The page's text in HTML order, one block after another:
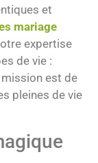
et
mariage
expertise
de vie :
est de
pleines de vie